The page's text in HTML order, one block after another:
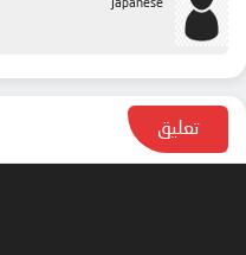
Japanese
تعليق